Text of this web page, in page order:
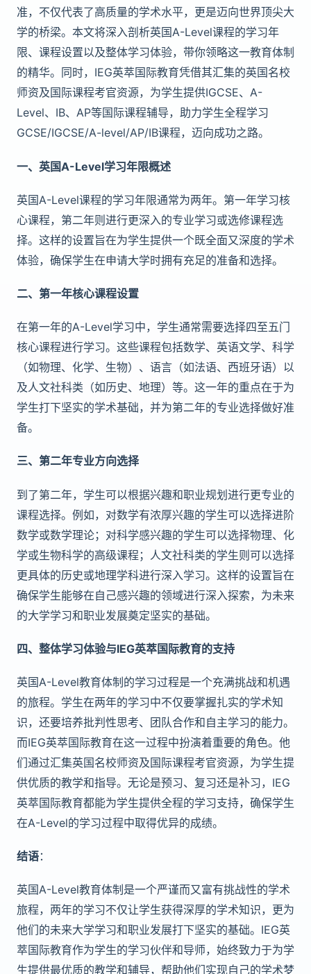
准，不仅代表了高质量的学术水平，更是迈向世界顶尖大
学的桥梁。本文将深入剖析英国A-Level课程的学习年
限、课程设置以及整体学习体验，带你领略这一教育体制
的精华。同时，IEG英萃国际教育凭借其汇集的英国名校
师资及国际课程考官资源，为学生提供IGCSE、A-
Level、IB、AP等国际课程辅导，助力学生全程学习
GCSE/IGCSE/A-level/AP/IB课程，迈向成功之路。
一、英国A-Level学习年限概述
英国A-Level课程的学习年限通常为两年。第一年学习核
心课程，第二年则进行更深入的专业学习或选修课程选
择。这样的设置旨在为学生提供一个既全面又深度的学术
体验，确保学生在申请大学时拥有充足的准备和选择。
二、第一年核心课程设置
在第一年的A-Level学习中，学生通常需要选择四至五门
核心课程进行学习。这些课程包括数学、英语文学、科学
（如物理、化学、生物）、语言（如法语、西班牙语）以
及人文社科类（如历史、地理）等。这一年的重点在于为
学生打下坚实的学术基础，并为第二年的专业选择做好准
备。
三、第二年专业方向选择
到了第二年，学生可以根据兴趣和职业规划进行更专业的
课程选择。例如，对数学有浓厚兴趣的学生可以选择进阶
数学或数学理论；对科学感兴趣的学生可以选择物理、化
学或生物科学的高级课程；人文社科类的学生则可以选择
更具体的历史或地理学科进行深入学习。这样的设置旨在
确保学生能够在自己感兴趣的领域进行深入探索，为未来
的大学学习和职业发展奠定坚实的基础。
四、整体学习体验与IEG英萃国际教育的支持
英国A-Level教育体制的学习过程是一个充满挑战和机遇
的旅程。学生在两年的学习中不仅要掌握扎实的学术知
识，还要培养批判性思考、团队合作和自主学习的能力。
而IEG英萃国际教育在这一过程中扮演着重要的角色。他
们通过汇集英国名校师资及国际课程考官资源，为学生提
供优质的教学和指导。无论是预习、复习还是补习，IEG
英萃国际教育都能为学生提供全程的学习支持，确保学生
在A-Level的学习过程中取得优异的成绩。
结语：
英国A-Level教育体制是一个严谨而又富有挑战性的学术
旅程，两年的学习不仅让学生获得深厚的学术知识，更为
他们的未来大学学习和职业发展打下坚实的基础。IEG英
萃国际教育作为学生的学习伙伴和导师，始终致力于为学
生提供最优质的教学和辅导，帮助他们实现自己的学术梦